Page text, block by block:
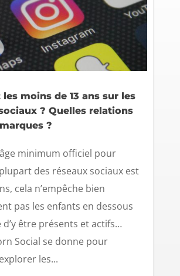
moins de 13 ans sur les
? Quelles relations
?
minimum officiel pour
des réseaux sociaux est
cela n’empêche bien
pas les enfants en dessous
d’y être présents et actifs…
Social se donne pour
les...